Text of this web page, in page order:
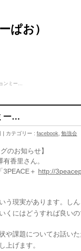
ぱお）
ンミー…
ー…
カテゴリー : facebook 勉強会
のお知らせ】
香里さん。
3PEACE＋ http://
う現実があります。し
くにはどうすれば良いの
や課題についてお話い
上げます。